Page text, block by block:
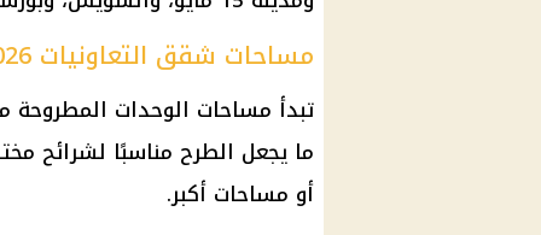
مساحات شقق التعاونيات 2026
ما يجعل الطرح مناسبًا لشرائح
أو مساحات أكبر.